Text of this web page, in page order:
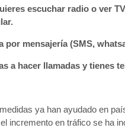
escuchar radio o ver
por mensajería (SMS,
a hacer llamadas y tienes
ya han ayudado en
incremento en tráfico se ha